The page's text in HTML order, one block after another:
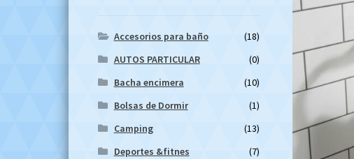
Accesorios para baño
(18)
AUTOS PARTICULAR
(0)
Bacha encimera
(10)
Bolsas de Dormir
(1)
Camping
(13)
Deportes &fitnes
(7)